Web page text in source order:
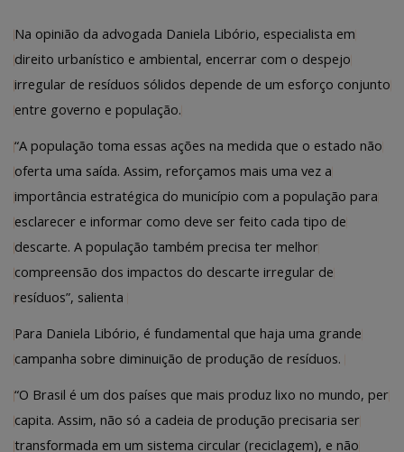
Na opinião da advogada Daniela Libório, especialista em
direito urbanístico e ambiental, encerrar com o despejo
irregular de resíduos sólidos depende de um esforço conjunto
entre governo e população.
“A população toma essas ações na medida que o estado não
oferta uma saída. Assim, reforçamos mais uma vez a
importância estratégica do município com a população para
esclarecer e informar como deve ser feito cada tipo de
descarte. A população também precisa ter melhor
compreensão dos impactos do descarte irregular de
resíduos”, salienta
Para Daniela Libório, é fundamental que haja uma grande
campanha sobre diminuição de produção de resíduos.
“O Brasil é um dos países que mais produz lixo no mundo, per
capita. Assim, não só a cadeia de produção precisaria ser
transformada em um sistema circular (reciclagem), e não